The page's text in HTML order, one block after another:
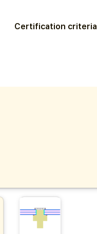
Certification criteria